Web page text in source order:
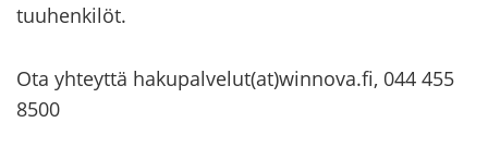
tuu­hen­ki­löt.
Ota yh­teyt­tä ha­ku­pal­ve­lut(at)winnova.fi, 044 455
8500